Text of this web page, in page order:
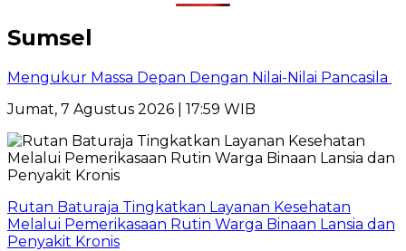
Sumsel
Mengukur Massa Depan Dengan Nilai-Nilai Pancasila
Jumat, 7 Agustus 2026 | 17:59 WIB
Rutan Baturaja Tingkatkan Layanan Kesehatan
Melalui Pemerikasaan Rutin Warga Binaan Lansia dan
Penyakit Kronis